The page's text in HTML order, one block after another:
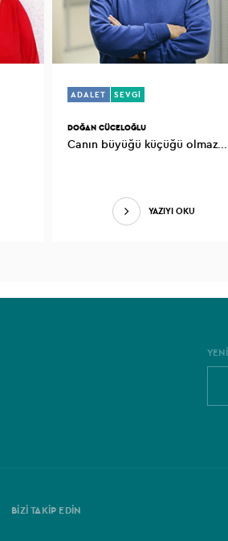
ADALET SEVGİ
DOĞAN CÜCELOĞLU
Canın büyüğü küçüğü olmaz...
YAZIYI OKU
BİZİ TAKİP EDİN